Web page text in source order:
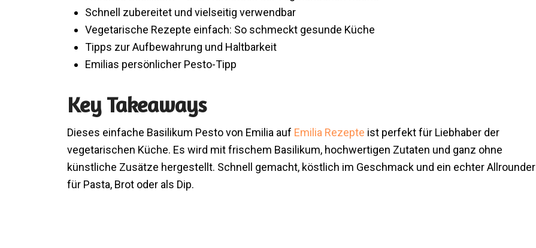
Schnell zubereitet und vielseitig verwendbar
Vegetarische Rezepte einfach: So schmeckt gesunde Küche
Tipps zur Aufbewahrung und Haltbarkeit
Emilias persönlicher Pesto-Tipp
Key Takeaways
Dieses einfache Basilikum Pesto von Emilia auf Emilia Rezepte ist perfekt für Liebhaber der
vegetarischen Küche. Es wird mit frischem Basilikum, hochwertigen Zutaten und ganz ohne
künstliche Zusätze hergestellt. Schnell gemacht, köstlich im Geschmack und ein echter Allrounder
für Pasta, Brot oder als Dip.